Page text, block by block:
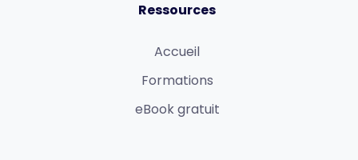
Ressources
Accueil
Formations
eBook gratuit